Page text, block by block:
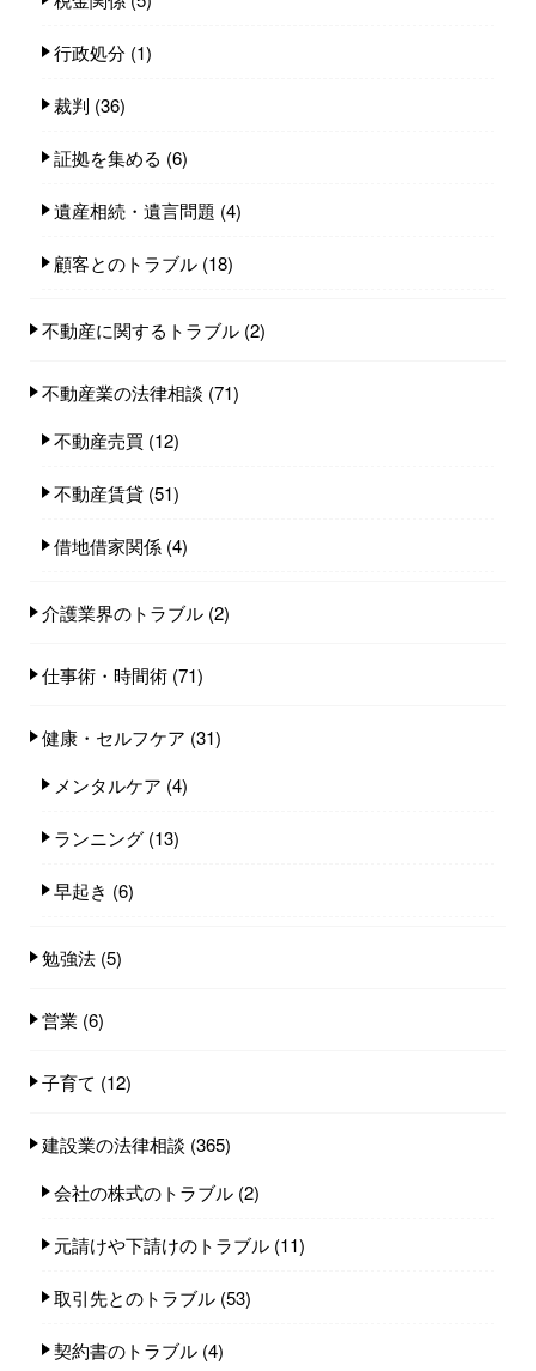
行政処分 (1)
裁判 (36)
証拠を集める (6)
遺産相続・遺言問題 (4)
顧客とのトラブル (18)
不動産に関するトラブル (2)
不動産業の法律相談 (71)
不動産売買 (12)
不動産賃貸 (51)
借地借家関係 (4)
介護業界のトラブル (2)
仕事術・時間術 (71)
健康・セルフケア (31)
メンタルケア (4)
ランニング (13)
早起き (6)
勉強法 (5)
営業 (6)
子育て (12)
建設業の法律相談 (365)
会社の株式のトラブル (2)
元請けや下請けのトラブル (11)
取引先とのトラブル (53)
契約書のトラブル (4)